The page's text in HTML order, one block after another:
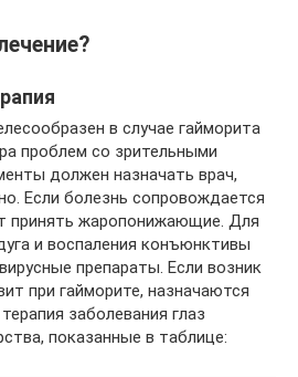
в случае гайморита
проблем со зрительными
должен назначать врач,
Если болезнь сопровождается
принять жаропонижающие. Для
и воспаления конъюнктивы
препараты. Если возник
при гайморите, назначаются
заболевания глаз
показанные в таблице: